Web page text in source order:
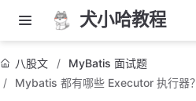
犬小哈教程
八股文
MyBatis 面试题
Mybatis 都有哪些 Executor 执行器？